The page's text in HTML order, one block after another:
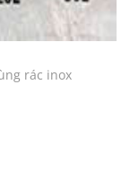
rác inox